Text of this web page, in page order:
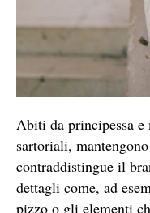
Abiti da principessa
sartoriali,
contraddistingue il
dettagli come, ad
pizzo o gli elementi